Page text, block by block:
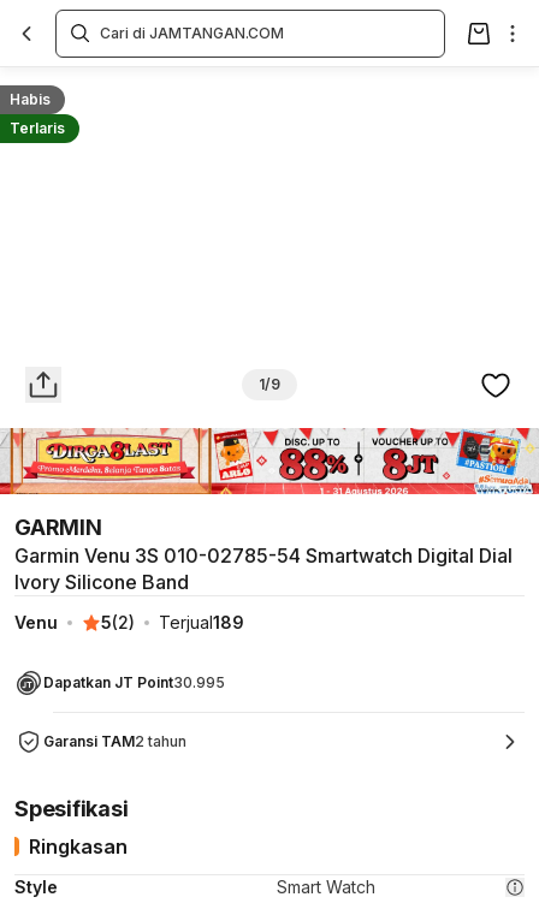
Habis
Terlaris
1/9
GARMIN
Garmin Venu 3S 010-02785-54 Smartwatch Digital Dial
Ivory Silicone Band
Venu 5(2) Terjual189
Dapatkan JT Point30.995
Garansi TAM2 tahun
Overview
Spesifikasi
Ringkasan
Style Smart Watch